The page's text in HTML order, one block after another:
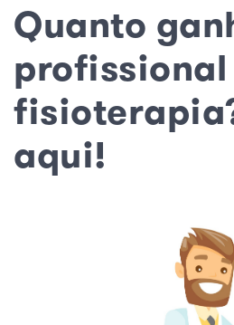
Quanto
profissional
aqui!